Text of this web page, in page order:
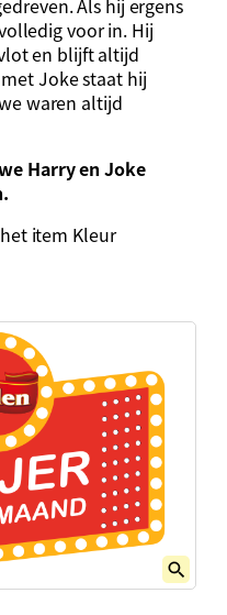
Als hij ergens
voor in. Hij
en blijft altijd
Joke staat hij
waren altijd
Harry en Joke
item Kleur